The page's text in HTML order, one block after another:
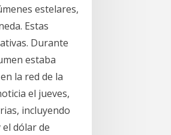
estelares,
Estas
Durante
estaba
la red de la
el jueves,
incluyendo
dólar de